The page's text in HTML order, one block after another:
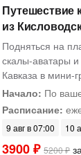
Путешествие
из
Подняться на
скалы-аватары
Кавказа в мини-
Начало: По
Расписание:
9 авг в 07:00 10
3900 ₽ 5200 ₽